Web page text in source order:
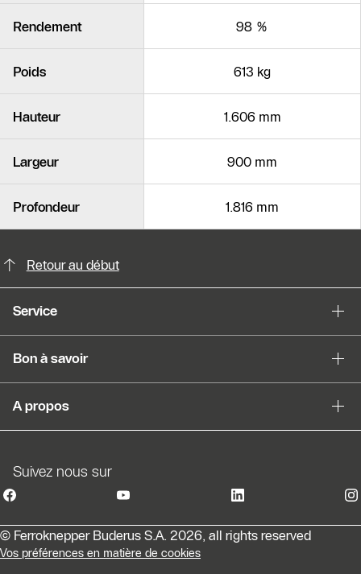
Rendement 98 %
Poids 613 kg
Hauteur 1.606 mm
Largeur 900 mm
Profondeur 1.816 mm
Slider Cest une galerie dimages
Retour au début
Service
Bon à savoir
A propos
Suivez nous sur
© Ferroknepper Buderus S.A. 2026, all rights reserved
Vos préférences en matière de cookies